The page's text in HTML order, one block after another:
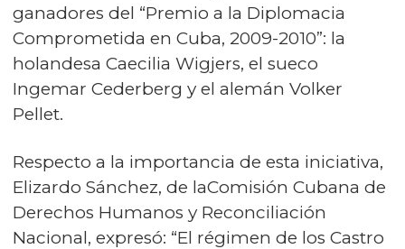
ganadores del “Premio a la Diplomacia
Comprometida en Cuba, 2009-2010”: la
holandesa Caecilia Wigjers, el sueco
Ingemar Cederberg y el alemán Volker
Pellet.
Respecto a la importancia de esta iniciativa,
Elizardo Sánchez, de laComisión Cubana de
Derechos Humanos y Reconciliación
Nacional, expresó: “El régimen de los Castro